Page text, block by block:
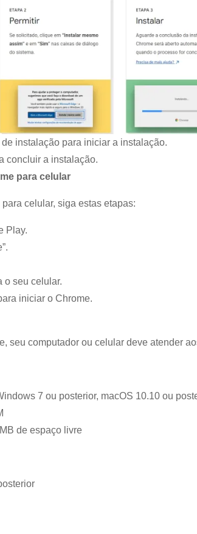
instalação para iniciar a instalação.
concluir a instalação.
para celular
celular, siga estas etapas:
Play.
o seu celular.
iniciar o Chrome.
seu computador ou celular deve atender
7 ou posterior, macOS 10.10 ou
de espaço livre